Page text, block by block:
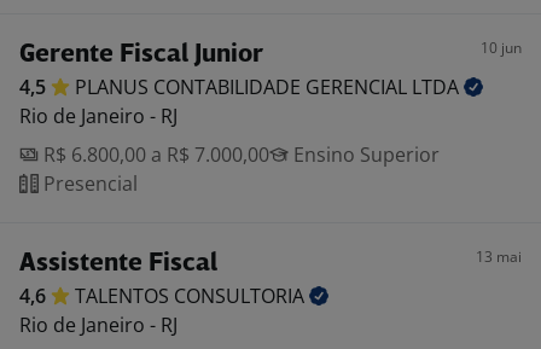
Gerente Fiscal Junior 10 jun
4,5 PLANUS CONTABILIDADE GERENCIAL LTDA
Rio de Janeiro - RJ
R$ 6.800,00 a R$ 7.000,00
Ensino Superior
Presencial
Assistente Fiscal 13 mai
4,6 TALENTOS CONSULTORIA
Rio de Janeiro - RJ